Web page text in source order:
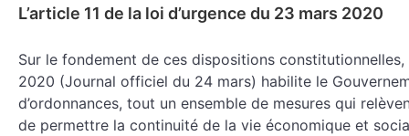
L’article 11 de la loi d’urgence du 23 mars 2020
Sur le fondement de ces dispositions
2020 (Journal officiel du 24 mars) habilite le
d’ordonnances, tout un ensemble de mesures qui
de permettre la continuité de la vie économique et